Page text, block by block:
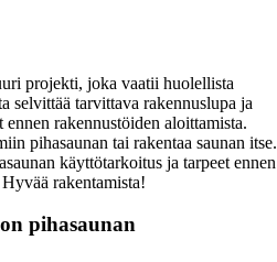
projekti, joka vaatii huolellista
selvittää tarvittava rakennuslupa ja
rakennustöiden aloittamista.
pihasaunan tai rakentaa saunan itse.
käyttötarkoitus ja tarpeet ennen
rakentamista!
pihasaunan